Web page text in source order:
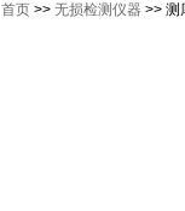
首页 >> 无损检测仪器 >> 测